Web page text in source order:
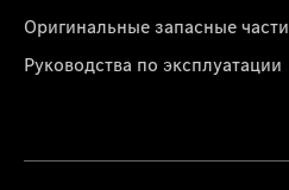
Оригинальные запасные части
Руководства по эксплуатации